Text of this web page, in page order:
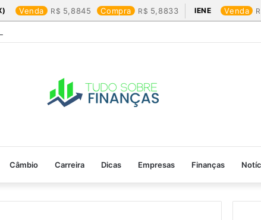
Venda 5,8845 Compra 5,8833 IENE Venda
produtos que mais valem a pena
Câmbio Carreira Dicas Empresas Finanças